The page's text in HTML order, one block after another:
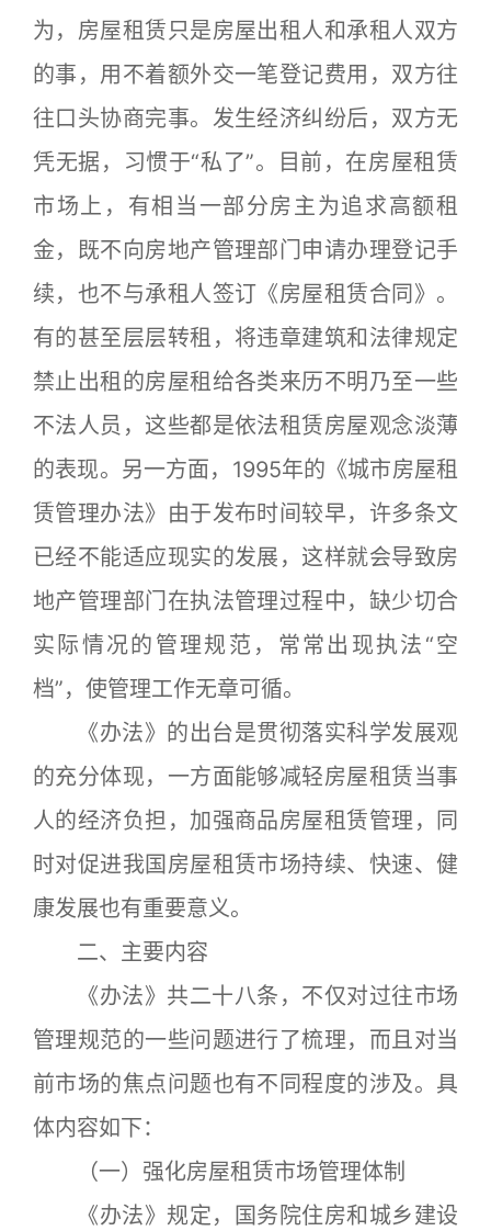
为，房屋租赁只是房屋出租人和承租人双方
的事，用不着额外交一笔登记费用，双方往
往口头协商完事。发生经济纠纷后，双方无
凭无据，习惯于“私了”。目前，在房屋租赁
市场上，有相当一部分房主为追求高额租
金，既不向房地产管理部门申请办理登记手
续，也不与承租人签订《房屋租赁合同》。
有的甚至层层转租，将违章建筑和法律规定
禁止出租的房屋租给各类来历不明乃至一些
不法人员，这些都是依法租赁房屋观念淡薄
的表现。另一方面，1995年的《城市房屋租
赁管理办法》由于发布时间较早，许多条文
已经不能适应现实的发展，这样就会导致房
地产管理部门在执法管理过程中，缺少切合
实际情况的管理规范，常常出现执法“空
档”，使管理工作无章可循。
《办法》的出台是贯彻落实科学发展观
的充分体现，一方面能够减轻房屋租赁当事
人的经济负担，加强商品房屋租赁管理，同
时对促进我国房屋租赁市场持续、快速、健
康发展也有重要意义。
二、主要内容
《办法》共二十八条，不仅对过往市场
管理规范的一些问题进行了梳理，而且对当
前市场的焦点问题也有不同程度的涉及。具
体内容如下：
（一）强化房屋租赁市场管理体制
《办法》规定，国务院住房和城乡建设